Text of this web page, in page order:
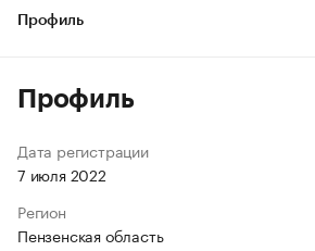
Профиль
Профиль
Дата регистрации
7 июля 2022
Регион
Пензенская область